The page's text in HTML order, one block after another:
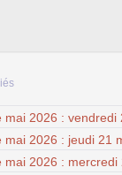
mai 2026 : vendredi
mai 2026 : jeudi 21
mai 2026 : mercredi